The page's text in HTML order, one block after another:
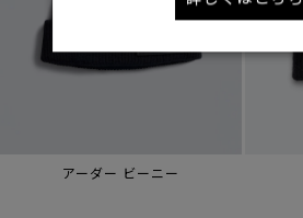
アーダー ビーニー